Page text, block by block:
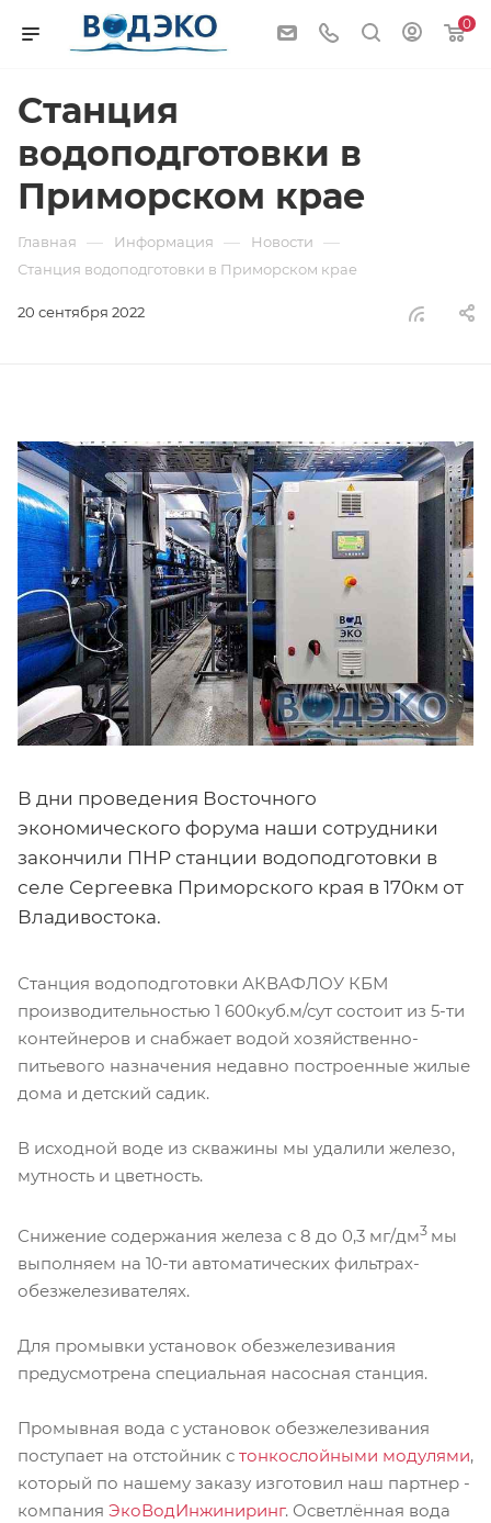
0
Станция
водоподготовки в
Приморском крае
Главная — Информация — Новости —
Станция водоподготовки в Приморском крае
20 сентября 2022
В дни проведения Восточного
экономического форума наши сотрудники
закончили ПНР станции водоподготовки в
селе Сергеевка Приморского края в 170км от
Владивостока.
Станция водоподготовки АКВАФЛОУ КБМ
производительностью 1 600куб.м/сут состоит из 5-ти
контейнеров и снабжает водой хозяйственно-
питьевого назначения недавно построенные жилые
дома и детский садик.
В исходной воде из скважины мы удалили железо,
мутность и цветность.
Снижение содержания железа с 8 до 0,3 мг/дм3 мы
выполняем на 10-ти автоматических фильтрах-
обезжелезивателях.
Для промывки установок обезжелезивания
предусмотрена специальная насосная станция.
Промывная вода с установок обезжелезивания
поступает на отстойник с тонкослойными модулями,
который по нашему заказу изготовил наш партнер -
компания ЭкоВодИнжиниринг. Осветлённая вода